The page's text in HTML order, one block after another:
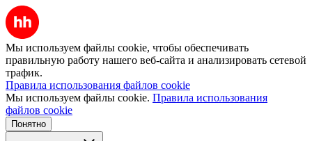
Мы используем файлы cookie, чтобы обеспечивать
правильную работу нашего веб-сайта и анализировать сетевой
трафик.
Правила использования файлов cookie
Мы используем файлы cookie. Правила использования
файлов cookie
Понятно